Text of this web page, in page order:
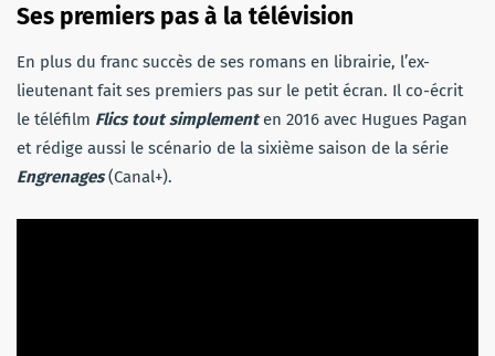
Ses premiers pas à la télévision
En plus du franc succès de ses romans en librairie, l’ex-
lieutenant fait ses premiers pas sur le petit écran. Il co-écrit
le téléfilm Flics tout simplementen 2016 avec Hugues Pagan
et rédige aussi le scénario de la sixième saison de la série
Engrenages(Canal+).